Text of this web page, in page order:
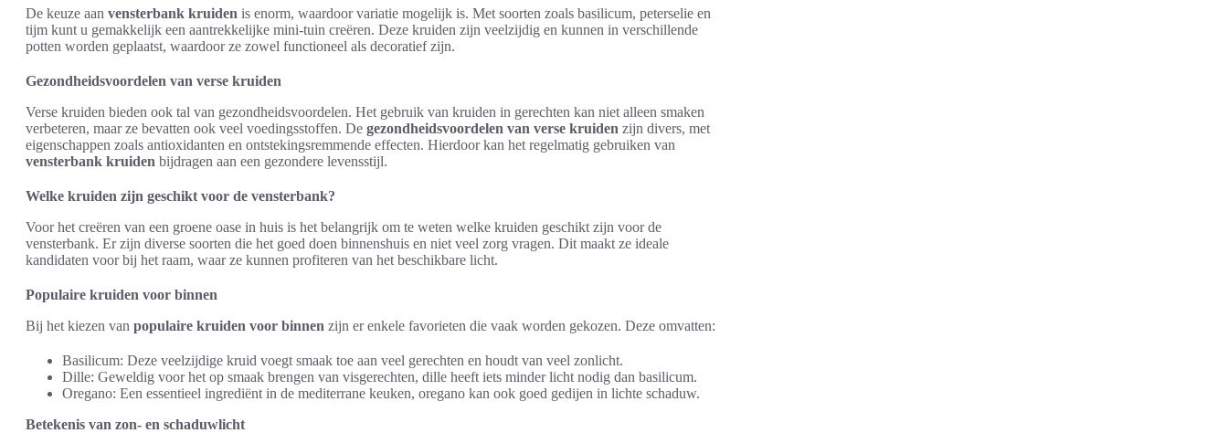
De keuze aan vensterbank kruiden is enorm, waardoor variatie mogelijk is. Met soorten zoals basilicum, peterselie en
tijm kunt u gemakkelijk een aantrekkelijke mini-tuin creëren. Deze kruiden zijn veelzijdig en kunnen in verschillende
potten worden geplaatst, waardoor ze zowel functioneel als decoratief zijn.
Gezondheidsvoordelen van verse kruiden
Verse kruiden bieden ook tal van gezondheidsvoordelen. Het gebruik van kruiden in gerechten kan niet alleen smaken
verbeteren, maar ze bevatten ook veel voedingsstoffen. De gezondheidsvoordelen van verse kruiden zijn divers, met
eigenschappen zoals antioxidanten en ontstekingsremmende effecten. Hierdoor kan het regelmatig gebruiken van
vensterbank kruiden bijdragen aan een gezondere levensstijl.
Welke kruiden zijn geschikt voor de vensterbank?
Voor het creëren van een groene oase in huis is het belangrijk om te weten welke kruiden geschikt zijn voor de
vensterbank. Er zijn diverse soorten die het goed doen binnenshuis en niet veel zorg vragen. Dit maakt ze ideale
kandidaten voor bij het raam, waar ze kunnen profiteren van het beschikbare licht.
Populaire kruiden voor binnen
Bij het kiezen van populaire kruiden voor binnen zijn er enkele favorieten die vaak worden gekozen. Deze omvatten:
Basilicum: Deze veelzijdige kruid voegt smaak toe aan veel gerechten en houdt van veel zonlicht.
Dille: Geweldig voor het op smaak brengen van visgerechten, dille heeft iets minder licht nodig dan basilicum.
Oregano: Een essentieel ingrediënt in de mediterrane keuken, oregano kan ook goed gedijen in lichte schaduw.
Betekenis van zon- en schaduwlicht